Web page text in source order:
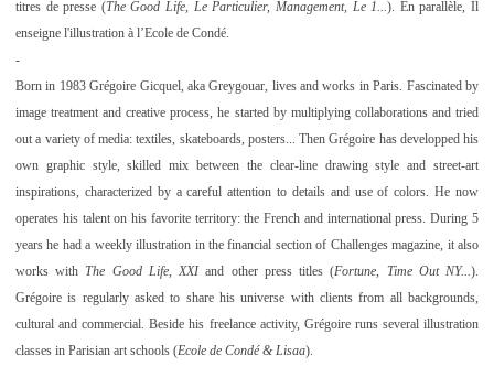
titres de presse (The Good Life, Le Particulier, Management, Le 1...). En parallèle, Il
enseigne l'illustration à l’Ecole de Condé.
-
Born in 1983 Grégoire Gicquel, aka Greygouar, lives and works in Paris. Fascinated by
image treatment and creative process, he started by multiplying collaborations and tried
out a variety of media: textiles, skateboards, posters... Then Grégoire has developped his
own graphic style, skilled mix between the clear-line drawing style and street-art
inspirations, characterized by a careful attention to details and use of colors. He now
operates his talent on his favorite territory: the French and international press. During 5
years he had a weekly illustration in the financial section of Challenges magazine, it also
works withThe Good Life, XXIand other press titles (Fortune, Time Out NY...).
Grégoire is regularly asked to share his universe with clients from all backgrounds,
cultural and commercial. Beside his freelance activity, Grégoire runs several illustration
classes in Parisian art schools (Ecole de Condé & Lisaa).